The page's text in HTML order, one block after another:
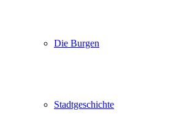
Die Burgen
Stadtgeschichte